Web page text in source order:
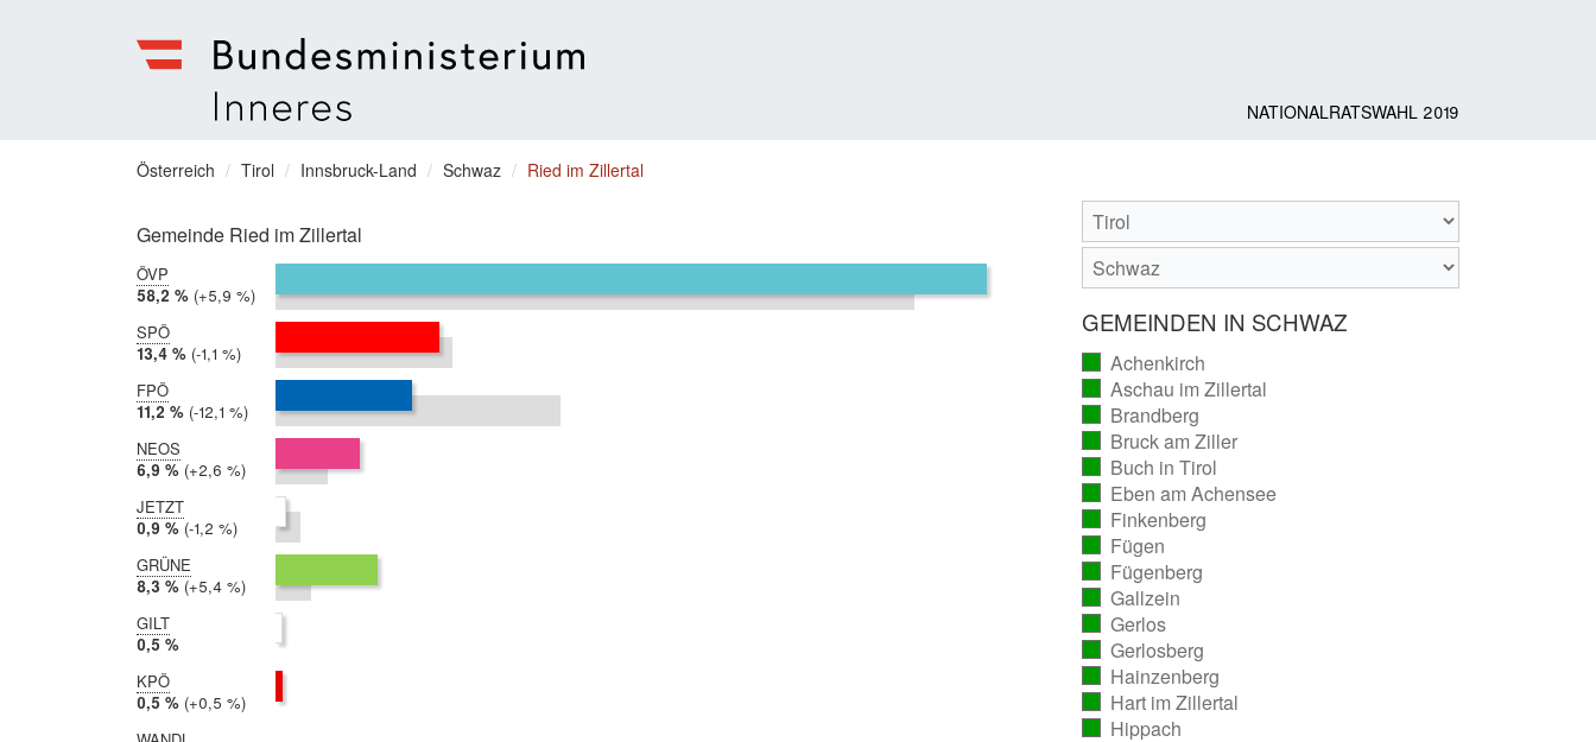
für
Inneres
NATIONALRATSWAHL 2019
Sie
sich
hier:
Österreich Tirol Innsbruck-Land Schwaz Ried im Zillertal
Gemeinde Ried im Zillertal
ÖVP
2019:
58,2 %
2017:
52,3 %
Differenz:
+5,9 %
SPÖ
2019:
13,4 %
2017:
14,5 %
Differenz:
-1,1 %
FPÖ
2019:
11,2 %
2017:
23,3 %
Differenz:
-12,1 %
NEOS
2019:
6,9 %
2017:
4,3 %
Differenz:
+2,6 %
JETZT
2019:
0,9 %
2017:
2,1 %
Differenz:
-1,2 %
GRÜNE
2019:
8,3 %
2017:
2,9 %
Differenz:
+5,4 %
GILT
2019:
0,5 %
teilgenommen
KPÖ
2019:
0,5 %
2017:
0,0 %
Differenz:
+0,5 %
GEMEINDEN IN SCHWAZ
Achenkirch
ausgezählt)
Aschau im Zillertal
ausgezählt)
Brandberg
ausgezählt)
Bruck am Ziller
ausgezählt)
Buch in Tirol
ausgezählt)
Eben am Achensee
ausgezählt)
Finkenberg
ausgezählt)
Fügen
ausgezählt)
Fügenberg
ausgezählt)
Gallzein
ausgezählt)
Gerlos
ausgezählt)
Gerlosberg
ausgezählt)
Hainzenberg
ausgezählt)
Hart im Zillertal
ausgezählt)
Hippach